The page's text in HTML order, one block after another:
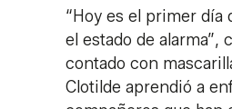
“Hoy es el primer día
el estado de alarma”,
contado con
Clotilde aprendió a